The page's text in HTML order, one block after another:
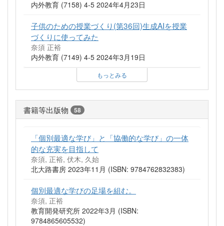
内外教育 (7158) 4-5 2024年4月23日
子供のための授業づくり(第36回)生成AIを授業
づくりに使ってみた
奈須 正裕
内外教育 (7149) 4-5 2024年3月19日
もっとみる
書籍等出版物 58
「個別最適な学び」と「協働的な学び」の一体
的な充実を目指して
奈須, 正裕, 伏木, 久始
北大路書房 2023年11月 (ISBN: 9784762832383)
個別最適な学びの足場を組む。
奈須, 正裕
教育開発研究所 2022年3月 (ISBN:
9784865605532)